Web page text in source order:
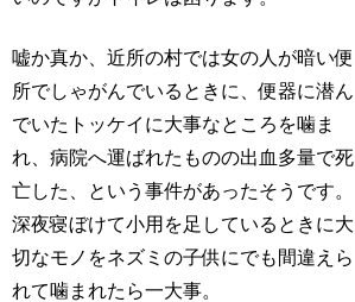
嘘か真か、近所の村では女の人が暗い便
所でしゃがんでいるときに、便器に潜ん
でいたトッケイに大事なところを噛ま
れ、病院へ運ばれたものの出血多量で死
亡した、という事件があったそうです。
深夜寝ぼけて小用を足しているときに大
切なモノをネズミの子供にでも間違えら
れて噛まれたら一大事。